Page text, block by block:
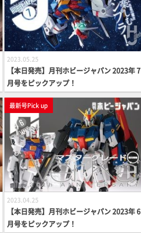
2023.05.25
【本日発売】月刊ホビージャパン 2023年 7
月号をピックアップ！
最新号Pick up
2023.04.25
【本日発売】月刊ホビージャパン 2023年 6
月号をピックアップ！